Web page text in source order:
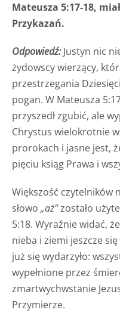
Mateusza 5:17-18,
Przykazań.
Odpowiedź: Justyn nic
żydowscy wierzący,
przestrzegania
pogan. W Mateusza
przyszedł zgubić, ale
Chrystus wielokrotnie
prorokach i jasne jest,
pięciu ksiąg Prawa i
Większość czytelników
słowo „aż”zostało
5:18. Wyraźnie widać,
nieba i ziemi jeszcze
już się wydarzyło:
wypełnione przez
zmartwychwstanie
Przymierze.